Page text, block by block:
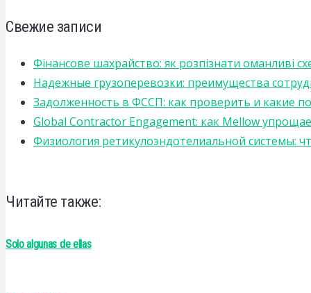
Свежие записи
Фінансове шахрайство: як розпізнати оманливі
Надежные грузоперевозки: преимущества
Задолженность в ФССП: как проверить и какие
Global Contractor Engagement: как Mellow
Физиология ретикулоэндотелиальной системы:
Читайте также:
Solo algunas de ellas